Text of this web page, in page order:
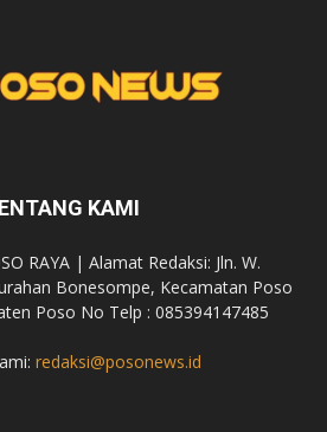
KAMI
RAYA | Alamat Redaksi: Jln. W.
Bonesompe, Kecamatan Poso
Poso No Telp : 085394147485
redaksi@posonews.id